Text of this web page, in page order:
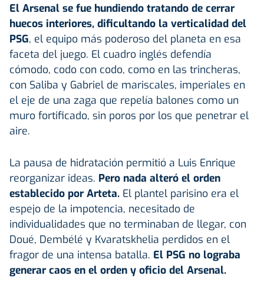
El Arsenal se fue hundiendo tratando de cerrar
huecos interiores, dificultando la verticalidad del
PSG, el equipo más poderoso del planeta en esa
faceta del juego. El cuadro inglés defendía
cómodo, codo con codo, como en las trincheras,
con Saliba y Gabriel de mariscales, imperiales en
el eje de una zaga que repelía balones como un
muro fortificado, sin poros por los que penetrar el
aire.
La pausa de hidratación permitió a Luis Enrique
reorganizar ideas. Pero nada alteró el orden
establecido por Arteta. El plantel parisino era el
espejo de la impotencia, necesitado de
individualidades que no terminaban de llegar, con
Doué, Dembélé y Kvaratskhelia perdidos en el
fragor de una intensa batalla. El PSG no lograba
generar caos en el orden y oficio del Arsenal.